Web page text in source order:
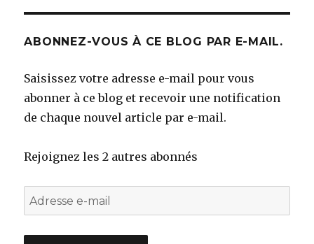
ABONNEZ-VOUS À CE BLOG PAR E-MAIL.
Saisissez votre adresse e-mail pour vous
abonner à ce blog et recevoir une notification
de chaque nouvel article par e-mail.
Rejoignez les 2 autres abonnés
Adresse
e-
mail